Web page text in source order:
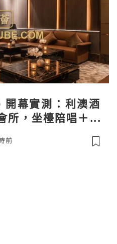
幕實測：利澳酒
所，坐檯陪唱＋水
前